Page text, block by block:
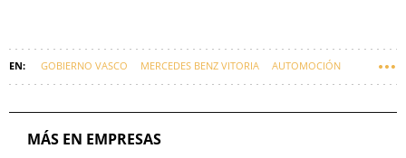
GOBIERNO VASCO MERCEDES BENZ VITORIA AUTOMOCIÓN
MÁS EN EMPRESAS